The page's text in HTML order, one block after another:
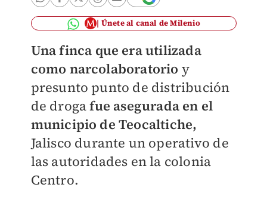
Únete al canal de Milenio
Una finca que era utilizada
como narcolaboratorio y
presunto punto de distribución
de drogafue asegurada en el
municipio de Teocaltiche,
Jalisco durante un operativo de
las autoridades en la colonia
Centro.